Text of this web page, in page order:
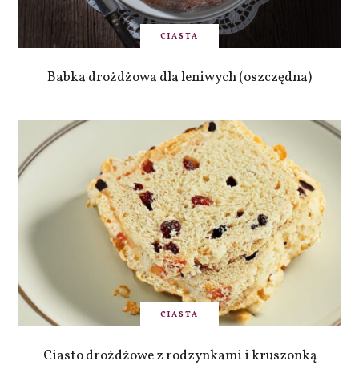
CIASTA
Babka drożdżowa dla leniwych (oszczędna)
CIASTA
Ciasto drożdżowe z rodzynkami i kruszonką